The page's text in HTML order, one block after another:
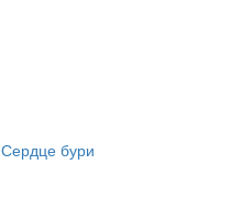
Сердце бури